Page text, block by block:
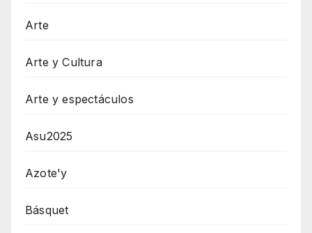
Arte
Arte y Cultura
Arte y espectáculos
Asu2025
Azote'y
Básquet